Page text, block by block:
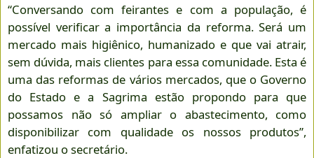
“Conversando com feirantes e com a população, é
possível verificar a importância da reforma. Será um
mercado mais higiênico, humanizado e que vai atrair,
sem dúvida, mais clientes para essa comunidade. Esta é
uma das reformas de vários mercados, que o Governo
do Estado e a Sagrima estão propondo para que
possamos não só ampliar o abastecimento, como
disponibilizar com qualidade os nossos produtos”,
enfatizou o secretário.